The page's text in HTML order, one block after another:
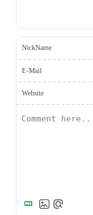
NickName
E-Mail
Website